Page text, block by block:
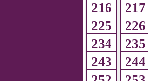
216
217
225
226
234
235
243
244